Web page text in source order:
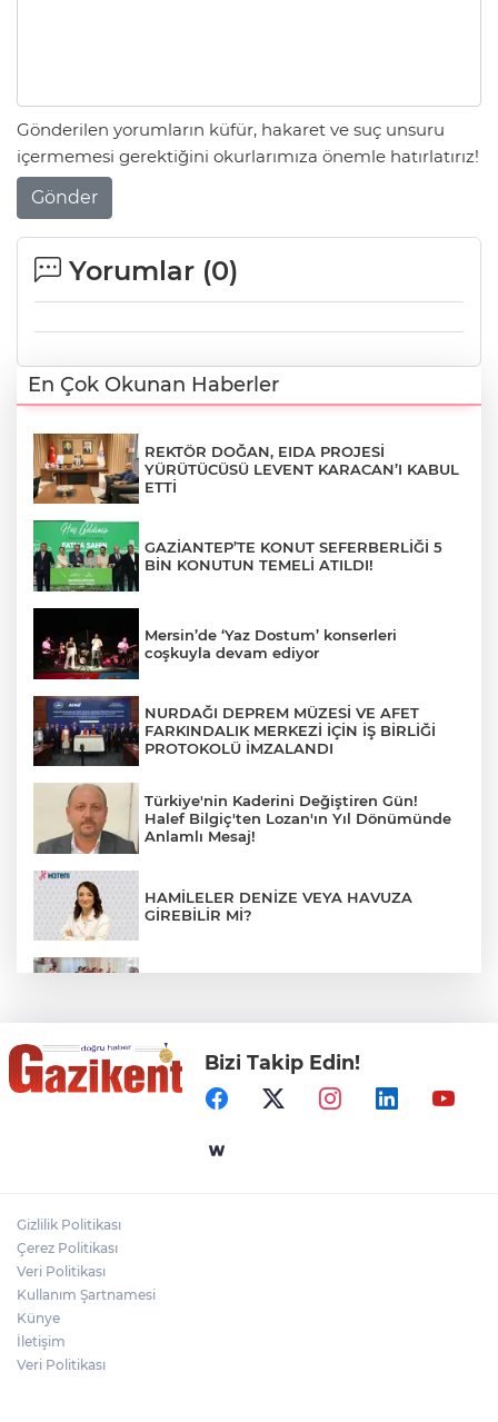
Gönderilen yorumların küfür, hakaret ve suç unsuru
içermemesi gerektiğini okurlarımıza önemle hatırlatırız!
Gönder
Yorumlar (0)
En Çok Okunan Haberler
REKTÖR DOĞAN, EIDA PROJESİ
YÜRÜTÜCÜSÜ LEVENT KARACAN’I KABUL
ETTİ
GAZİANTEP’TE KONUT SEFERBERLİĞİ 5
BİN KONUTUN TEMELİ ATILDI!
Mersin’de ‘Yaz Dostum’ konserleri
coşkuyla devam ediyor
NURDAĞI DEPREM MÜZESİ VE AFET
FARKINDALIK MERKEZİ İÇİN İŞ BİRLİĞİ
PROTOKOLÜ İMZALANDI
Türkiye'nin Kaderini Değiştiren Gün!
Halef Bilgiç'ten Lozan'ın Yıl Dönümünde
Anlamlı Mesaj!
HAMİLELER DENİZE VEYA HAVUZA
GİREBİLİR Mİ?
"BEBEĞİ TÜM GECE AYNI BEZLE
BIRAKMAYIN!"
Gaziantep Üniversitesi Elektrik-Elektronik
Bizi Takip Edin!
Gizlilik Politikası
Çerez Politikası
Veri Politikası
Kullanım Şartnamesi
Künye
İletişim
Veri Politikası